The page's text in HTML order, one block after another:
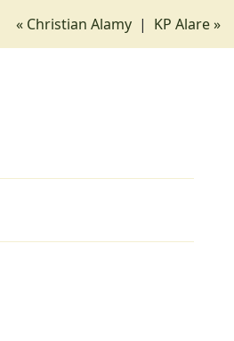
« Christian Alamy | KP Alare »